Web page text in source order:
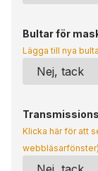
Bultar för
Lägga till nya
Klicka här för att
webbläsarfönster)